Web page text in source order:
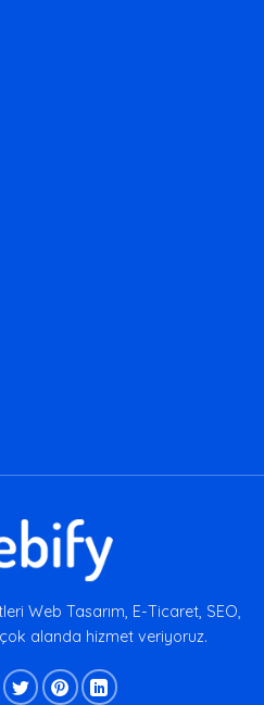
Web Tasarım, E-Ticaret, SEO,
alanda hizmet veriyoruz.